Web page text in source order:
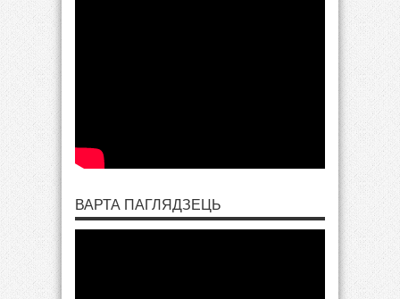
ВАРТА ПАГЛЯДЗЕЦЬ